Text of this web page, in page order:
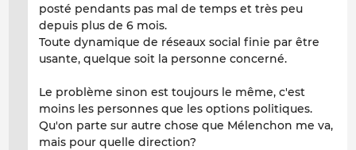
posté pendants pas mal de temps et très peu
depuis plus de 6 mois.
Toute dynamique de réseaux social finie par être
usante, quelque soit la personne concerné.
Le problème sinon est toujours le même, c'est
moins les personnes que les options politiques.
Qu'on parte sur autre chose que Mélenchon me va,
mais pour quelle direction?